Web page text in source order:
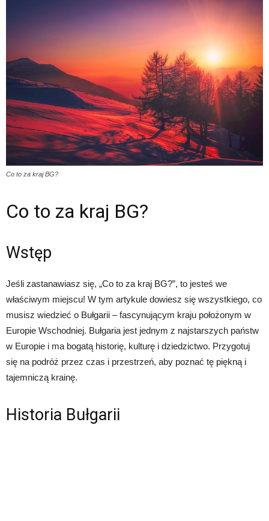
Co to za kraj BG?
Co to za kraj BG?
Wstęp
Jeśli zastanawiasz się, „Co to za kraj BG?”, to jesteś we
właściwym miejscu! W tym artykule dowiesz się wszystkiego, co
musisz wiedzieć o Bułgarii – fascynującym kraju położonym w
Europie Wschodniej. Bułgaria jest jednym z najstarszych państw
w Europie i ma bogatą historię, kulturę i dziedzictwo. Przygotuj
się na podróż przez czas i przestrzeń, aby poznać tę piękną i
tajemniczą krainę.
Historia Bułgarii